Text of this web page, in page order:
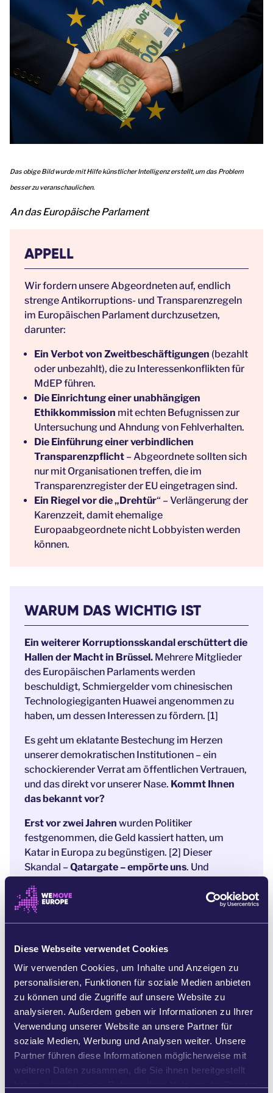
Diese Webseite verwendet Cookies
Wir verwenden Cookies, um Inhalte und Anzeigen zu
personalisieren, Funktionen für soziale Medien anbieten
zu können und die Zugriffe auf unsere Website zu
analysieren. Außerdem geben wir Informationen zu Ihrer
Verwendung unserer Website an unsere Partner für
soziale Medien, Werbung und Analysen weiter. Unsere
Partner führen diese Informationen möglicherweise mit
weiteren Daten zusammen, die Sie ihnen bereitgestellt
Das obige Bild wurde mit Hilfe künstlicher Intelligenz erstellt, um das Problem
besser zu veranschaulichen.
An das Europäische Parlament
APPELL
Wir fordern unsere Abgeordneten auf, endlich
strenge Antikorruptions- und Transparenzregeln
im Europäischen Parlament durchzusetzen,
darunter:
Ein Verbot von Zweitbeschäftigungen (bezahlt
oder unbezahlt), die zu Interessenkonflikten für
MdEP führen.
Die Einrichtung einer unabhängigen
Ethikkommission mit echten Befugnissen zur
Untersuchung und Ahndung von Fehlverhalten.
Die Einführung einer verbindlichen
Transparenzpflicht – Abgeordnete sollten sich
nur mit Organisationen treffen, die im
Transparenzregister der EU eingetragen sind.
Ein Riegel vor die „Drehtür“ – Verlängerung der
Karenzzeit, damit ehemalige
Europaabgeordnete nicht Lobbyisten werden
können.
WARUM DAS WICHTIG IST
Ein weiterer Korruptionsskandal erschüttert die
Hallen der Macht in Brüssel. Mehrere Mitglieder
des Europäischen Parlaments werden
beschuldigt, Schmiergelder vom chinesischen
Technologiegiganten Huawei angenommen zu
haben, um dessen Interessen zu fördern. [1]
Es geht um eklatante Bestechung im Herzen
unserer demokratischen Institutionen – ein
schockierender Verrat am öffentlichen Vertrauen,
und das direkt vor unserer Nase. Kommt Ihnen
das bekannt vor?
Erst vor zwei Jahren wurden Politiker
festgenommen, die Geld kassiert hatten, um
Katar in Europa zu begünstigen. [2] Dieser
Skandal – Qatargate – empörte uns. Und
Tausende von uns überfluteten die
Posteingänge der EU-Gesetzgeberund
zwielichtige Lobbyarbeit. Sie haben uns, mehr
oder weniger, erhört. Die von ihnen
verabschiedeten Reformen waren bei weitem
nicht streng genug, aberohne öffentlichen Druck
hätten selbst diese nicht stattgefunden. [3]
Jetzt, da der zweite Korruptionsskandal in den
Medien für Aufmerksamkeit sorgt, [4]können
sich die Politiker nicht mehr wegducken. Sie
werden das Problem nicht von allein lösen – aber